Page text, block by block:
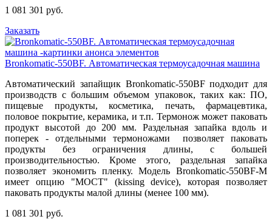
1 081 301 руб.
Заказать
Bronkomatic-550BF. Автоматическая термоусадочная машина
Автоматический запайщик Bronkomatic-550BF подходит для
производств с большим объемом упаковок, таких как: ПО,
пищевые продукты, косметика, печать, фармацевтика,
половое покрытие, керамика, и т.п. Термонож может паковать
продукт высотой до 200 мм. Раздельная запайка вдоль и
поперек - отдельными термоножами позволяет паковать
продукты без ограничения длины, с большей
производительностью. Кроме этого, раздельная запайка
позволяет экономить пленку. Модель Bronkomatic-550BF-М
имеет опцию "МОСТ" (kissing device), которая позволяет
паковать продукты малой длины (менее 100 мм).
1 081 301 руб.